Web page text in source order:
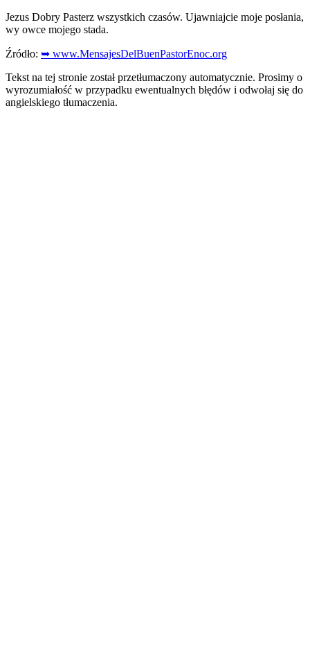
Jezus Dobry Pasterz wszystkich czasów. Ujawniajcie moje posłania,
wy owce mojego stada.
Źródło: ➥ www.MensajesDelBuenPastorEnoc.org
Tekst na tej stronie został przetłumaczony automatycznie. Prosimy o
wyrozumiałość w przypadku ewentualnych błędów i odwołaj się do
angielskiego tłumaczenia.